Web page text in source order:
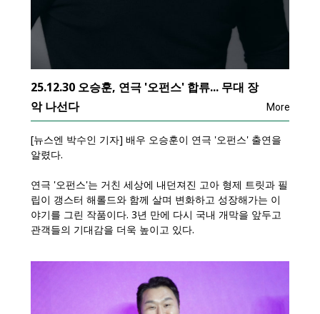
25.12.30 오승훈, 연극 '오펀스' 합류... 무대 장
악 나선다
More
[뉴스엔 박수인 기자] 배우 오승훈이 연극 '오펀스' 출연을
알렸다.
연극 '오펀스'는 거친 세상에 내던져진 고아 형제 트릿과 필
립이 갱스터 해롤드와 함께 살며 변화하고 성장해가는 이
야기를 그린 작품이다. 3년 만에 다시 국내 개막을 앞두고
관객들의 기대감을 더욱 높이고 있다.